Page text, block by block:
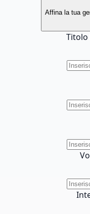
Affina la tua
Titolo